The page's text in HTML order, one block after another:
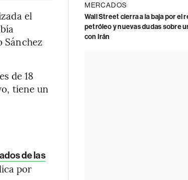
el
Sánchez
de 18
tiene un
de las
por
MERCADOS
Wall Street cierra a la baja por el
petróleo y nuevas dudas sobre
con Irán